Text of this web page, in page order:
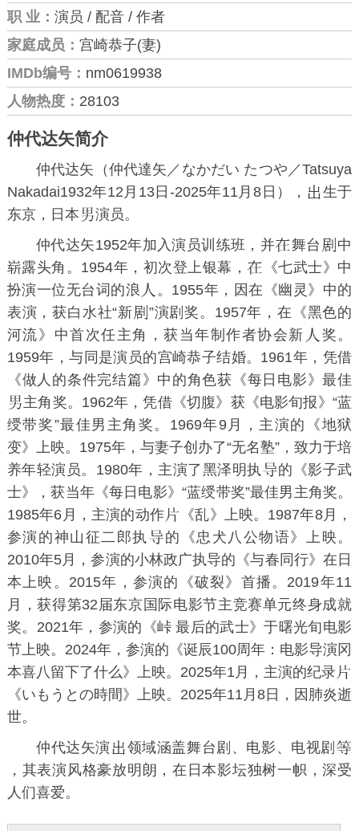
职 业： 演员 / 配音 / 作者
家庭成员： 宫崎恭子(妻)
IMDb编号： nm0619938
人物热度： 28103
仲代达矢简介
仲代达矢（仲代達矢／なかだい たつや／Tatsuya
Nakadai1932年12月13日-2025年11月8日），
生于
东京，日本
演员。
仲代达矢1952年加入演员训练班，并
舞台
中
崭露头角。1954年，初次登上银幕，
《七武士》中
扮演一位无台词的浪
。1955年，因在《幽灵》中的
表演，获白水社“新
”演剧奖。1957年，在《黑色的
河流》中首次任主角，获当年制作者协会新
奖。
1959年，与同是演员的宫崎恭子结婚。1961年，凭借
《做人的条件完结篇》中的角色获《每日电影》最佳
主角奖。1962年，凭借《切腹》获《电影旬报》“蓝
绶带奖”最佳男主角奖。1969年9月，主演的《地狱
变》上映。1975年，与妻子创办了“无名塾”，致力于培
养年轻演员。1980年，主演了黑泽明执
的《影子武
士》，获当年《每日电影》“蓝绶带奖”最佳男主角奖。
1985年6月，主演的动作
《乱》上映。1987年8月，
参演的神山征二郎执
的《忠犬八公物语》上映。
2010年5月，参演的小林政广执导的《与春同行》在日
本上映。2015年，参演的《破裂》首播。2019年11
月，获得第32届东京国际电影节主竞赛单元终身成就
奖。2021年，参演的《峠 最后的武士》于曙光旬电影
节上映。2024年，参演的《诞辰100周年：电影导演冈
本喜八留下了什么》上映。2025年1月，主演的纪录
《いもうとの時間》上映。2025年11月8日，因肺炎逝
世。
仲代达矢演
领域涵盖舞台剧、电影、电视剧
，其表演风格豪放明朗，在日本影坛独树一帜，深受
人们喜爱。